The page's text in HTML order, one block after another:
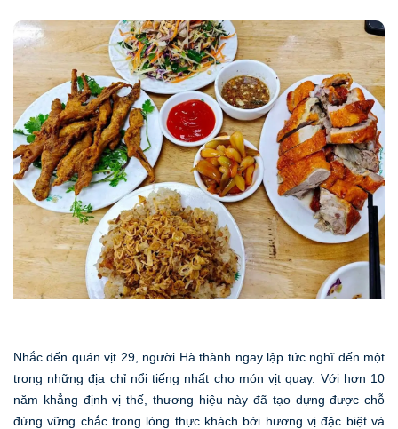
Nhắc đến quán vịt 29, người Hà thành ngay lập tức nghĩ đến một
trong những địa chỉ nổi tiếng nhất cho món vịt quay. Với hơn 10
năm khẳng định vị thế, thương hiệu này đã tạo dựng được chỗ
đứng vững chắc trong lòng thực khách bởi hương vị đặc biệt và